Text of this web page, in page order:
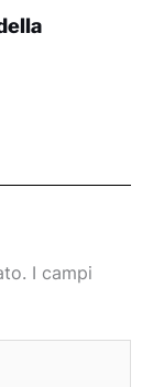
I campi